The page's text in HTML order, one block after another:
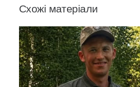
Схожі матеріали